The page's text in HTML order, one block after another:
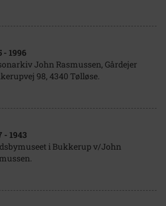
- 1996
John Rasmussen, Gårdejer
98, 4340 Tølløse.
- 1943
i Bukkerup v/John